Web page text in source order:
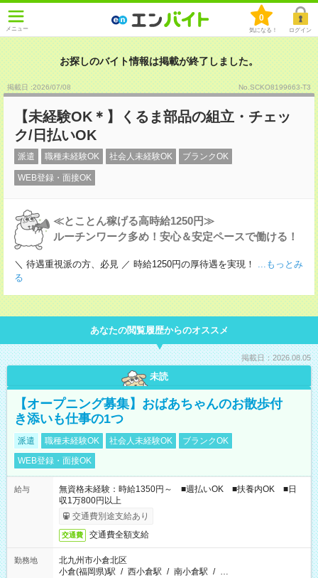
メニュー
0
気になる！ ログイン
お探しのバイト情報は掲載が終了しました。
掲載日 :2026/07/08 No.SCKO8199663-T3
【未経験OK＊】くるま部品の組立・チェッ
ク/日払いOK
派遣 職種未経験OK 社会人未経験OK ブランクOK
WEB登録・面接OK
≪とことん稼げる高時給1250円≫
ルーチンワーク多め！安心＆安定ペースで働ける！
＼ 待遇重視派の方、必見 ／ 時給1250円の厚待遇を実現！
...もっとみ
る
あなたの閲覧履歴からのオススメ
掲載日：2026.08.05
未読
【オープニング募集】おばあちゃんのお散歩付
き添いも仕事の1つ
派遣 職種未経験OK 社会人未経験OK
ブランクOK
WEB登録・面接OK
給与
無資格未経験：時給1350円～ ■週払いOK ■扶養内OK ■日
収1万800円以上
交通費別途支給あり
交通費 交通費全額支給
勤務地
北九州市小倉北区
小倉(福岡県)駅 / 西小倉駅 / 南小倉駅 / …